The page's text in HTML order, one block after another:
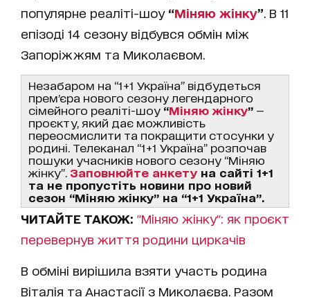
популярне реаліті-шоу“Міняю жінку” . В 11
епізоді 14 сезону відбувся обмін між
Запоріжжям та Миколаєвом.
Незабаром на “1+1 Україна” відбудеться
премʼєра нового сезону легендарного
сімейного реаліті-шоу “Міняю жінку” —
проєкту, який дає можливість
переосмислити та покращити стосунки у
родині. Телеканал “1+1 Україна” розпочав
пошуки учасників нового сезону “Міняю
жінку”. Заповнюйте анкету на сайті 1+1
та не пропустіть новини про новий
сезон “Міняю жінку” на “1+1 Україна”.
ЧИТАЙТЕ ТАКОЖ: "Міняю жінку": як проєкт
перевернув життя родини циркачів
В обміні вирішила взяти участь родина
Віталія та Анастасії з Миколаєва. Разом